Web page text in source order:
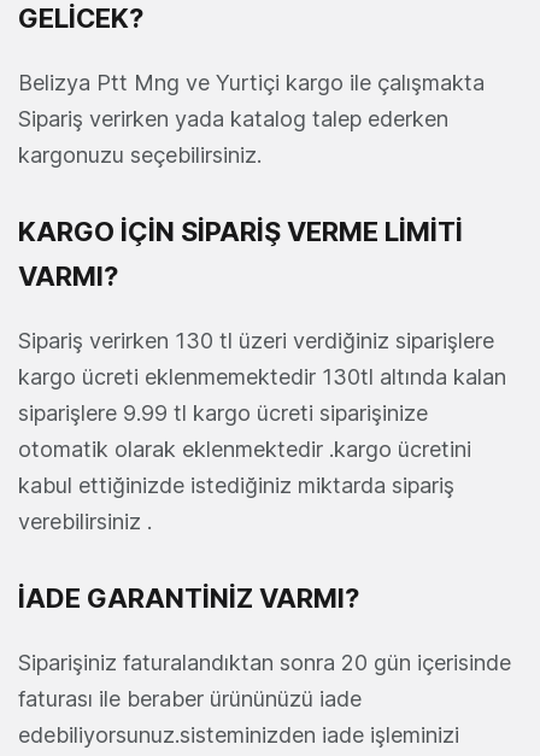
GELİCEK?
Belizya Ptt Mng ve Yurtiçi kargo ile çalışmakta
Sipariş verirken yada katalog talep ederken
kargonuzu seçebilirsiniz.
KARGO İÇİN SİPARİŞ VERME LİMİTİ
VARMI?
Sipariş verirken 130 tl üzeri verdiğiniz siparişlere
kargo ücreti eklenmemektedir 130tl altında kalan
siparişlere 9.99 tl kargo ücreti siparişinize
otomatik olarak eklenmektedir .kargo ücretini
kabul ettiğinizde istediğiniz miktarda sipariş
verebilirsiniz .
İADE GARANTİNİZ VARMI?
Siparişiniz faturalandıktan sonra 20 gün içerisinde
faturası ile beraber ürününüzü iade
edebiliyorsunuz.sisteminizden iade işleminizi